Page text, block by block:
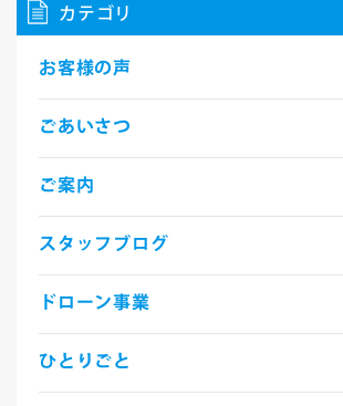
カテゴリ
お客様の声
ごあいさつ
ご案内
スタッフブログ
ドローン事業
ひとりごと